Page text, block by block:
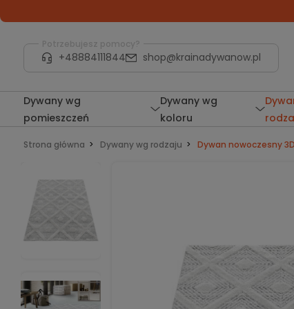
Potrzebujesz pomocy?
+48884111844 shop@krainadywanow.pl
Dywany wg
pomieszczeń
Dywany wg
koloru
Strona główna Dywany wg rodzaju Dywan nowoczesny